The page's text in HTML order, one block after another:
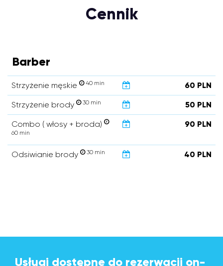
Cennik
Barber
Strzyżenie męskie 40 min 60 PLN
Strzyżenie brody 30 min 50 PLN
Combo ( włosy + broda)
60 min
90 PLN
Odsiwianie brody 30 min 40 PLN
Usługi dostępne do rezerwacji on-